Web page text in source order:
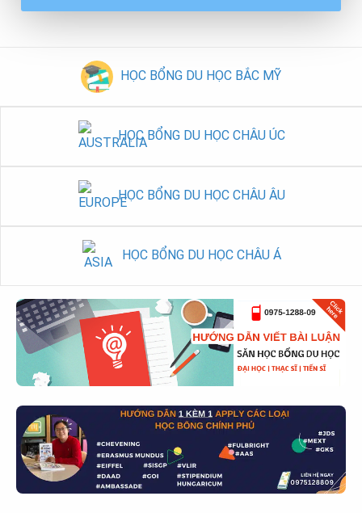
HỌC BỔNG DU HỌC BẮC MỸ
HỌC BỔNG DU HỌC CHÂU ÚC
HỌC BỔNG DU HỌC CHÂU ÂU
HỌC BỔNG DU HỌC CHÂU Á